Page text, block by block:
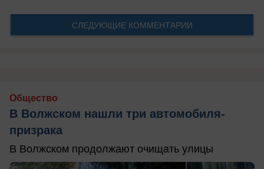
СЛЕДУЮЩИЕ КОММЕНТАРИИ
Общество
В Волжском нашли три автомобиля-
призрака
В Волжском продолжают очищать улицы